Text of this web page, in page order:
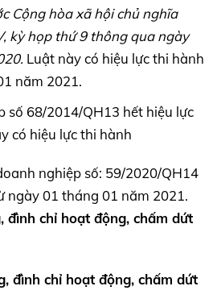
Cộng hòa xã hội chủ nghĩa
kỳ họp thứ 9 thông qua ngày
Luật này có hiệu lực thi hành
năm 2021.
số 68/2014/QH13 hết hiệu lực
có hiệu lực thi hành
nghiệp số: 59/2020/QH14
ngày 01 tháng 01 năm 2021.
đình chỉ hoạt động, chấm dứt
đình chỉ hoạt động, chấm dứt